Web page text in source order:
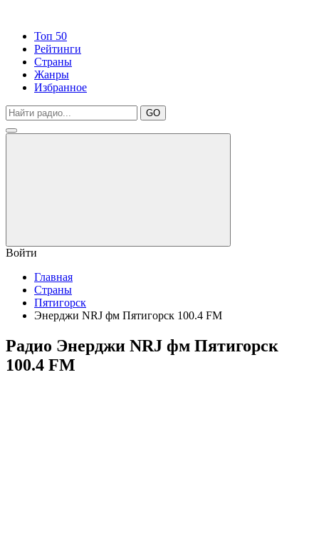
Топ 50
Рейтинги
Страны
Жанры
Избранное
GO
Войти
Главная
Страны
Пятигорск
Энерджи NRJ фм Пятигорск 100.4 FM
Радио Энерджи NRJ фм Пятигорск
100.4 FM